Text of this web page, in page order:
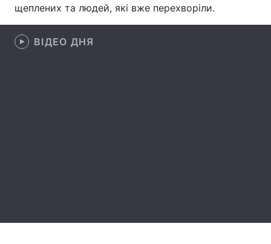
Цікавинки Погода
Екологія
щеплених та людей, які вже перехворіли.
ВІДЕО ДНЯ